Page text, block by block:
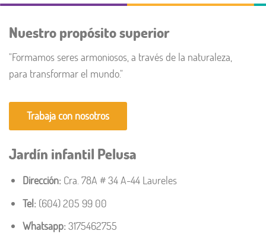
Nuestro propósito superior
"Formamos seres armoniosos, a través de la naturaleza,
para transformar el mundo."​
Trabaja con nosotros
Jardín infantil Pelusa
Dirección: Cra. 78A # 34 A-44 Laureles
Tel: (604) 205 99 00
Whatsapp:3175462755